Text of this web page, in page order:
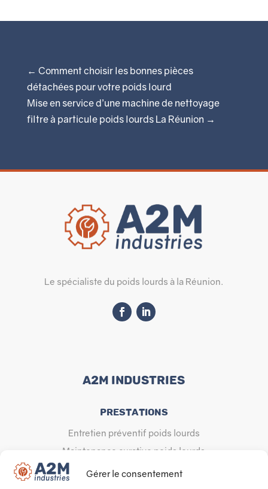
Gérer le consentement
← Comment choisir les bonnes pièces
détachées pour votre poids lourd
Mise en service d’une machine de nettoyage
filtre à particule poids lourds La Réunion →
Le spécialiste du poids lourds à la Réunion.
A2M INDUSTRIES
Prestations
Entretien préventif poids lourds
Maintenance curative poids lourds
Vente de pièces détachées